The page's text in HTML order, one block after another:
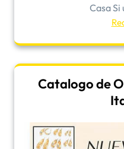
Casa Si
Catalogo de